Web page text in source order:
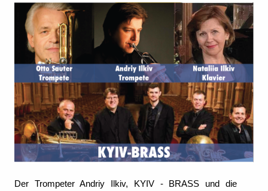
Der Trompeter Andriy Ilkiv, KYIV - BRASS und die